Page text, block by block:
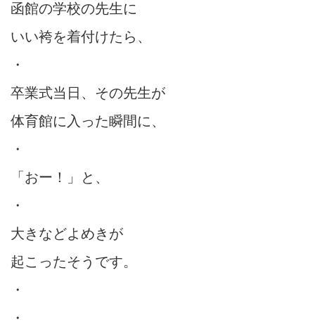
函館の学校の先生に
いい袴を着付けたら、
・
卒業式当日、その先生が
体育館に入った瞬間に、
・
「おー！」と、
・
大きなどよめきが
起こったそうです。
・
・